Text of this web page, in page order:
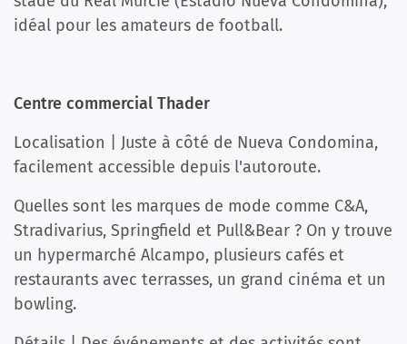
idéal pour les amateurs de football.
Centre commercial Thader
Localisation | Juste à côté de Nueva Condomina,
facilement accessible depuis l'autoroute.
Quelles sont les marques de mode comme C&A,
Stradivarius, Springfield et Pull&Bear ? On y trouve
un hypermarché Alcampo, plusieurs cafés et
restaurants avec terrasses, un grand cinéma et un
bowling.